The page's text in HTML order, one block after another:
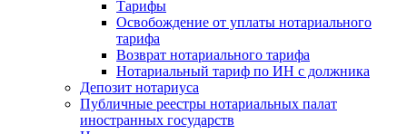
Тарифы
Освобождение от уплаты нотариального
тарифа
Возврат нотариального тарифа
Нотариальный тариф по ИН с должника
Депозит нотариуса
Публичные реестры нотариальных палат
иностранных государств